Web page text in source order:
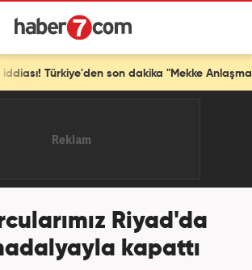
son dakika "Mekke Anlaşması" açıklaması
Riyad'da
kapattı